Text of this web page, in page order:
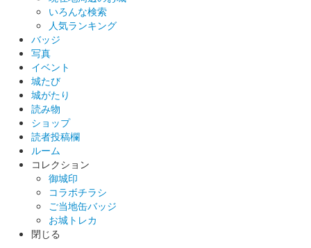
丸岡城 御城印
上）
販売終了
丸岡城 御城印
販売終了
丸岡城 御城印
上
いろんな検索
人気ランキング
バッジ
写真
イベント
城たび
城がたり
読み物
ショップ
読者投稿欄
ルーム
コレクション
御城印
コラボチラシ
ご当地缶バッジ
お城トレカ
閉じる